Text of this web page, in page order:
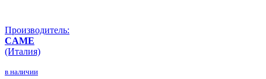
Производитель:
CAME
(Италия)
в наличии